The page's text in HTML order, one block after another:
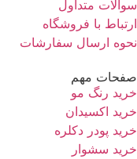
متداول
با فروشگاه
ارسال سفارشات
مهم
رنگ مو
اکسیدان
پودر دکلره
سشوار